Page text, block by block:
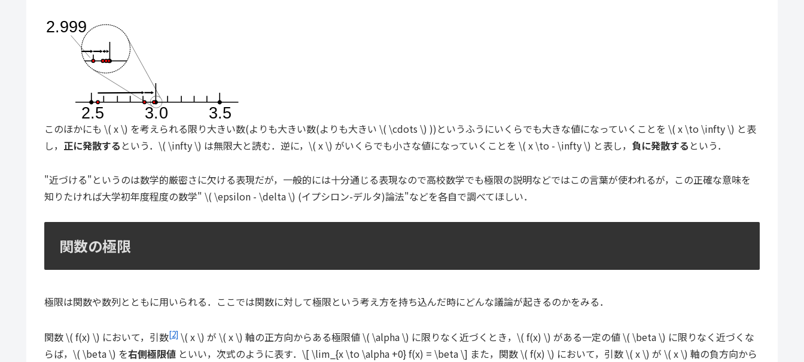
このほかにも \( x \) を考えられる限り大きい数(よりも大きい数(よりも大きい \( \cdots \) ))というふうにいくらでも大きな値になっていくことを \( x \to \infty \) と表
し， 正に発散する という．\( \infty \) は無限大と読む．逆に，\( x \) がいくらでも小さな値になっていくことを \( x \to - \infty \) と表し， 負に発散する という．
"近づける"というのは数学的厳密さに欠ける表現だが，一般的には十分通じる表現なので高校数学でも極限の説明などではこの言葉が使われるが，この正確な意味を
知りたければ大学初年度程度の数学" \( \epsilon - \delta \) (イプシロン-デルタ)論法"などを各自で調べてほしい．
関数の極限
極限は関数や数列とともに用いられる．ここでは関数に対して極限という考え方を持ち込んだ時にどんな議論が起きるのかをみる．
関数 \( f(x) \) において，引数[2] \( x \) が \( x \) 軸の正方向からある極限値 \( \alpha \) に限りなく近づくとき，\( f(x) \) がある一定の値 \( \beta \) に限りなく近づくな
らば，\( \beta \) を右側極限値 といい，次式のように表す．\[ \lim_{x \to \alpha +0} f(x) = \beta \] また，関数 \( f(x) \) において，引数 \( x \) が \( x \) 軸の負方向から